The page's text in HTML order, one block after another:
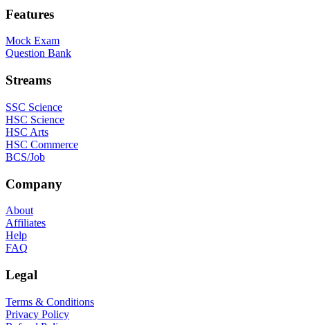
Features
Mock Exam
Question Bank
Streams
SSC Science
HSC Science
HSC Arts
HSC Commerce
BCS/Job
Company
About
Affiliates
Help
FAQ
Legal
Terms & Conditions
Privacy Policy